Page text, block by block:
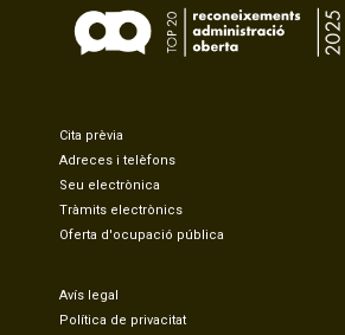
Cita prèvia
Adreces i telèfons
Seu electrònica
Tràmits electrònics
Oferta d'ocupació pública
Avís legal
Política de privacitat